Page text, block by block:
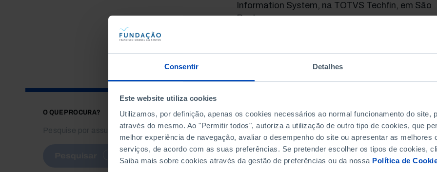
Consentir Detalhes
Este website utiliza cookies
Utilizamos, por definição, apenas os cookies necessários ao normal funcionamento do site,
através do mesmo. Ao "Permitir todos", autoriza a utilização de outro tipo de cookies, que
melhor experiência de navegação, avaliar o desempenho do site ou apresentar as melhores
serviços, de acordo com as suas preferências. Se pretender escolher os tipos de cookies,
Saiba mais sobre cookies através da gestão de preferências ou da nossa Política de
Information System, na TOTVS Techfin, em São
Paulo.
O QUE PROCURA?